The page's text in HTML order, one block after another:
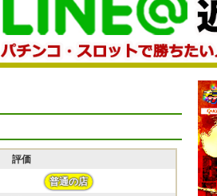
評価
普通の店